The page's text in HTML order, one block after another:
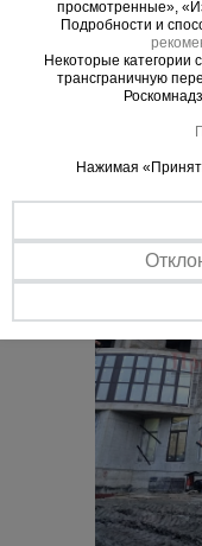
Важные
просмотренные»,
Подробности и
Некоторые категории
трансграничную
Нажимая